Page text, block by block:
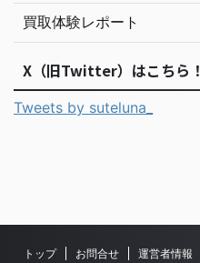
買取体験レポート
X（旧Twitter）はこちら！
Tweets by suteluna_
トップ お問合せ 運営者情報